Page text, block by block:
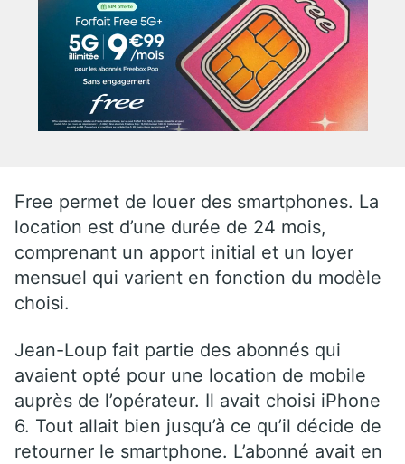
Free permet de louer des smartphones. La
location est d’une durée de 24 mois,
comprenant un apport initial et un loyer
mensuel qui varient en fonction du modèle
choisi.
Jean-Loup fait partie des abonnés qui
avaient opté pour une location de mobile
auprès de l’opérateur. Il avait choisi iPhone
6. Tout allait bien jusqu’à ce qu’il décide de
retourner le smartphone. L’abonné avait en